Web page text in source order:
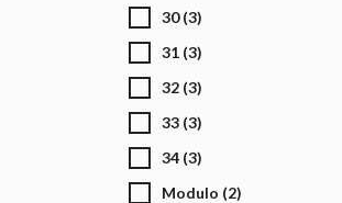
30 (3)
31 (3)
32 (3)
33 (3)
34 (3)
Modulo (2)